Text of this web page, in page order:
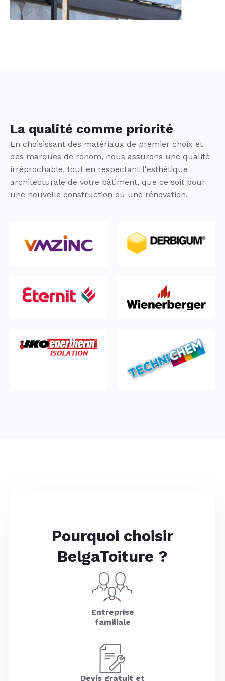
La qualité comme priorité
En choisissant des matériaux de premier choix et
des marques de renom, nous assurons une qualité
irréprochable, tout en respectant l'esthétique
architecturale de votre bâtiment, que ce soit pour
une nouvelle construction ou une rénovation.
Pourquoi choisir
BelgaToiture ?
Entreprise
familiale
Devis gratuit et